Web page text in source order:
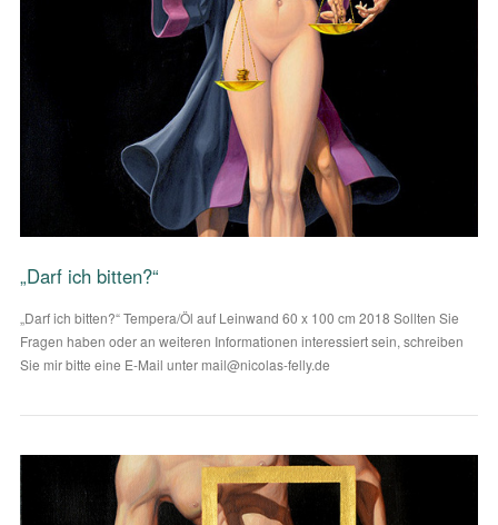
VIEW POST
„Darf ich bitten?“
„Darf ich bitten?“ Tempera/Öl auf Leinwand 60 x 100 cm 2018 Sollten Sie
Fragen haben oder an weiteren Informationen interessiert sein, schreiben
Sie mir bitte eine E-Mail unter mail@nicolas-felly.de